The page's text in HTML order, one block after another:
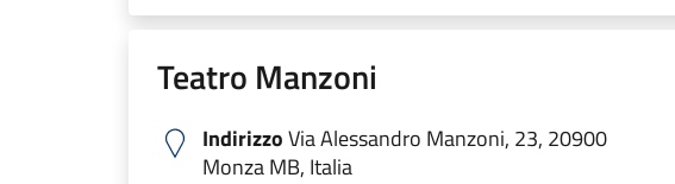
Teatro Manzoni
IndirizzoVia Alessandro Manzoni, 23, 20900
Monza MB, Italia